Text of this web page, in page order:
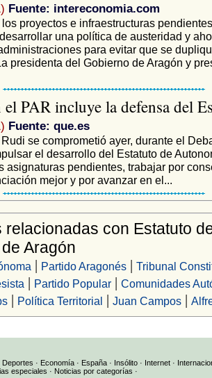
Fuente: intereconomia.com
proyectos e infraestructuras
una política de austeridad y
para evitar que se
presidenta del Gobierno de Aragón y
PAR incluye la defensa del
Fuente: que.es
se comprometió ayer, durante el
el desarrollo del Estatuto de
asignaturas pendientes, trabajar por
mejor y por avanzar en el...
relacionadas con Estatuto
Aragón
| Partido Aragonés| Tribunal
| Partido Popular| Comunidades
| Política Territorial | Juan Campos|
Deportes · Economía · España · Insólito · Internet ·
especiales · Noticias por categorías ·